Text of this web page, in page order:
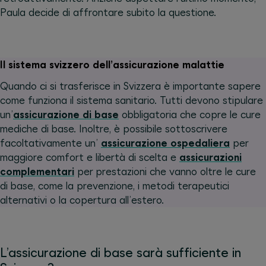
Paula decide di affrontare subito la questione.
Il sistema svizzero dell’assicurazione malattie
Quando ci si trasferisce in Svizzera è importante sapere
come funziona il sistema sanitario. Tutti devono stipulare
un’assicurazione di base obbligatoria che copre le cure
mediche di base. Inoltre, è possibile sottoscrivere
facoltativamente un’ assicurazione ospedaliera per
maggiore comfort e libertà di scelta e assicurazioni
complementari per prestazioni che vanno oltre le cure
di base, come la prevenzione, i metodi terapeutici
alternativi o la copertura all’estero.
L’assicurazione di base sarà sufficiente in